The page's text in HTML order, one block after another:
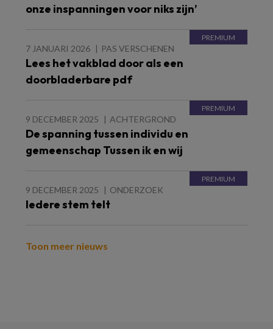
onze inspanningen voor niks zijn’
7 JANUARI 2026 PAS VERSCHENEN
Lees het vakblad door als een
doorbladerbare pdf
9 DECEMBER 2025 ACHTERGROND
De spanning tussen individu en
gemeenschap Tussen ik en wij
9 DECEMBER 2025 ONDERZOEK
Iedere stem telt
Toon meer nieuws